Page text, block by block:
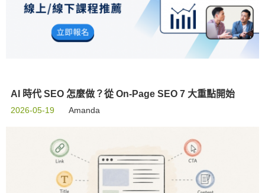
AI 時代 SEO 怎麼做？從 On-Page SEO 7 大重點開始
2026-05-19 Amanda